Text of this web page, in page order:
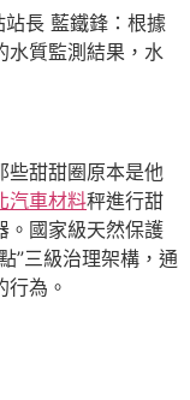
站長 藍鐵鋒：根據
水質監測結果，水
些甜甜圈原本是他
汽車材料秤進行甜
。國家級天然保護
”三級治理架構，通
為。